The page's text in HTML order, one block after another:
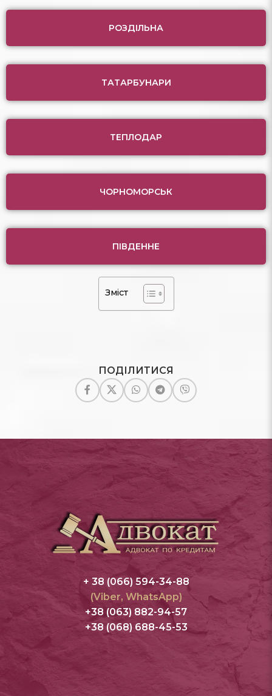
РОЗДІЛЬНА
ТАТАРБУНАРИ
ТЕПЛОДАР
ЧОРНОМОРСЬК
ПІВДЕННЕ
Зміст
ПОДІЛИТИСЯ
+ 38 (066) 594-34-88
(Viber, WhatsApp)
+38 (063) 882-94-57
+38 (068) 688-45-53